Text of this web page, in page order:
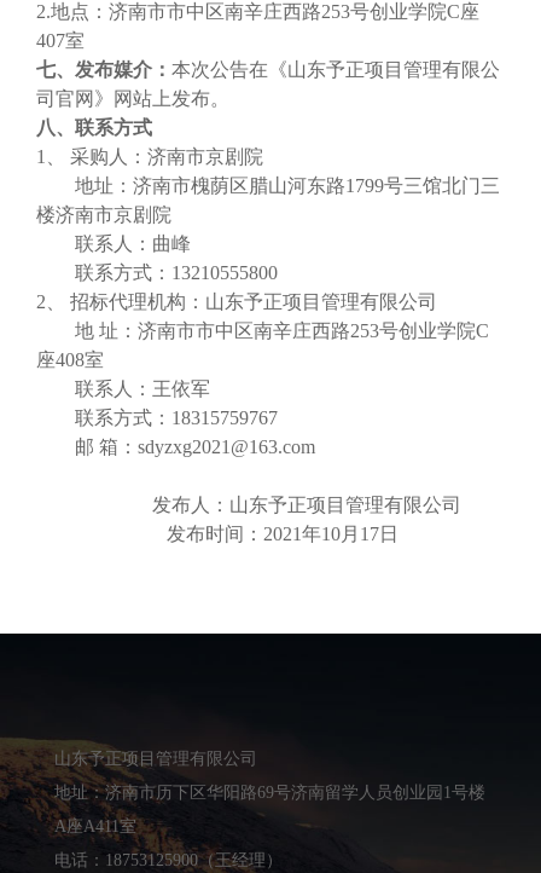
2.地点：济南市市中区南辛庄西路253号创业学院C座
407室
七、发布媒介： 本次公告在《山东予正项目管理有限公
司官网》网站上发布。
八、联系方式
1、
采购人： 济南市京剧院
地址：济南市槐荫区腊山河东路1799号三馆北门三
楼济南市京剧院
联系人： 曲峰
联系方式： 13210555800
2、 招标代理机构： 山东予正项目管理有限公司
地 址：济南市市中区南辛庄西路253号创业学院C
座408室
联系人： 王依军
联系方式： 18315759767
邮 箱： sdyzxg2021@163.com
发布人： 山东予正项目管理有限公司
发布时间：2021年10月 17日
山东予正项目管理有限公司
地址：济南市历下区华阳路69号济南留学人员创业园1号楼
A座A411室
电话：18753125900（王经理）